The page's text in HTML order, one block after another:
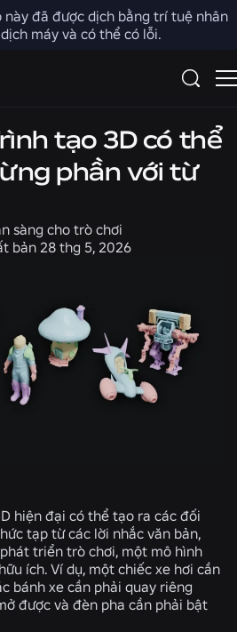
đã được dịch bằng trí tuệ nhân
máy và có thể có lỗi.
tạo 3D có thể
phần với từ
sàng cho trò chơi
bản 28 thg 5, 2026
hiện đại có thể tạo ra các đối
tạp từ các lời nhắc văn bản,
triển trò chơi, một mô hình
ích. Ví dụ, một chiếc xe hơi cần
bánh xe cần phải quay riêng
được và đèn pha cần phải bật